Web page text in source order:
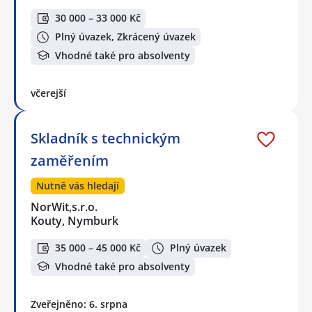
30 000 – 33 000 Kč
Plný úvazek, Zkrácený úvazek
Vhodné také pro absolventy
včerejší
Skladník s technickým
zaměřením
Nutně vás hledají
NorWit,s.r.o.
Kouty, Nymburk
35 000 – 45 000 Kč
Plný úvazek
Vhodné také pro absolventy
Zveřejněno: 6. srpna